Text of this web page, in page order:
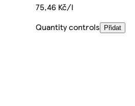
75,46 Kč/l
Quantity controls Přidat